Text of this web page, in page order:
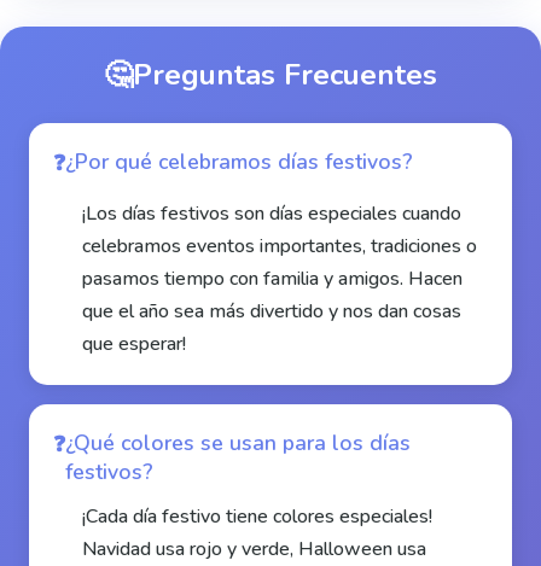
🤔Preguntas Frecuentes
¿Por qué celebramos días festivos?
¡Los días festivos son días especiales cuando
celebramos eventos importantes, tradiciones o
pasamos tiempo con familia y amigos. Hacen
que el año sea más divertido y nos dan cosas
que esperar!
¿Qué colores se usan para los días
festivos?
¡Cada día festivo tiene colores especiales!
Navidad usa rojo y verde, Halloween usa